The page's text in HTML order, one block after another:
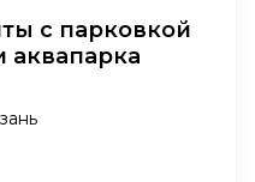
с парковкой
аквапарка